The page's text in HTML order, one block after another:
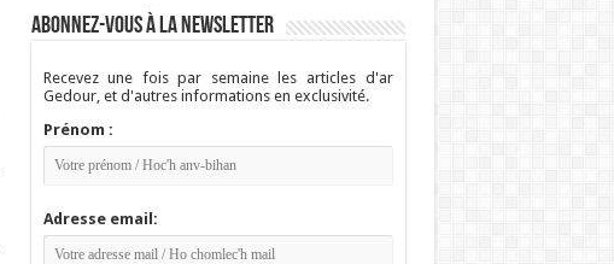
Abonnez-vous à la newsletter
Recevez une fois par semaine les articles d'ar
Gedour, et d'autres informations en exclusivité.
Prénom :
Adresse email: